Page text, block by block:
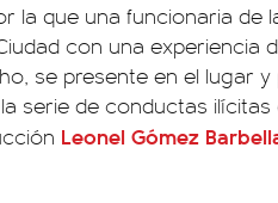
la que una funcionaria de
con una experiencia
se presente en el lugar
serie de conductas ilícitas
Leonel Gómez